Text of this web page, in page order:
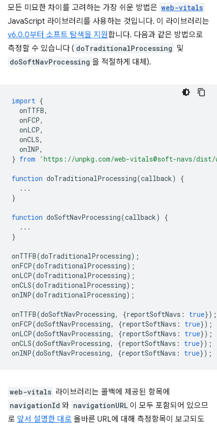
모든 미묘한 차이를 고려하는 가장 쉬운 방법은 web-vitals
JavaScript 라이브러리를 사용하는 것입니다. 이 라이브러리는
v6.0.0부터 소프트 탐색을 지원합니다. 다음과 같은 방법으로
측정할 수 있습니다 ( doTraditionalProcessing 및
doSoftNavProcessing 을 적절하게 대체).
import {
onTTFB,
onFCP,
onLCP,
onCLS,
onINP,
} from 'https://unpkg.com/web-vitals@soft-navs/
function doTraditionalProcessing(callback)
{
...
}
function doSoftNavProcessing(callback)
{
...
}
onTTFB(doTraditionalProcessing);
onFCP(doTraditionalProcessing);
onLCP(doTraditionalProcessing);
onCLS(doTraditionalProcessing);
onINP(doTraditionalProcessing);
onTTFB(doSoftNavProcessing, {reportSoftNavs : true});
onFCP(doSoftNavProcessing, {reportSoftNavs : true});
onLCP(doSoftNavProcessing, {reportSoftNavs : true});
onCLS(doSoftNavProcessing, {reportSoftNavs : true});
onINP(doSoftNavProcessing, {reportSoftNavs : true});
web-vitals 라이브러리는 콜백에 제공된 항목에
navigationId 와 navigationURL 이 모두 포함되어 있으므
로 앞서 설명한 대로 올바른 URL에 대해 측정항목이 보고되도